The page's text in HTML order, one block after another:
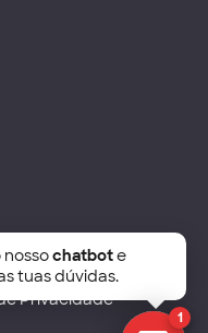
Privacidade
1
nossochatbote
tuas dúvidas.